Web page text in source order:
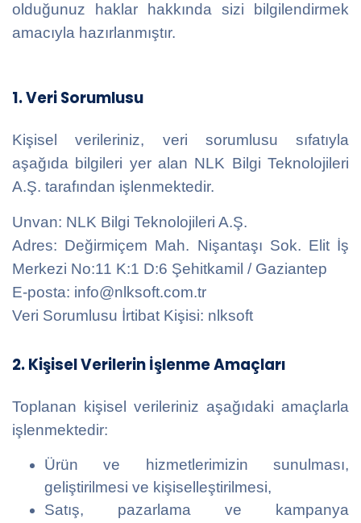
olduğunuz haklar hakkında sizi bilgilendirmek
amacıyla hazırlanmıştır.
1. Veri Sorumlusu
Kişisel verileriniz, veri sorumlusu sıfatıyla
aşağıda bilgileri yer alan NLK Bilgi Teknolojileri
A.Ş. tarafından işlenmektedir.
Unvan: NLK Bilgi Teknolojileri A.Ş.
Adres: Değirmiçem Mah. Nişantaşı Sok. Elit İş
Merkezi No:11 K:1 D:6 Şehitkamil / Gaziantep
E-posta: info@nlksoft.com.tr
Veri Sorumlusu İrtibat Kişisi: nlksoft
2. Kişisel Verilerin İşlenme Amaçları
Toplanan kişisel verileriniz aşağıdaki amaçlarla
işlenmektedir:
Ürün ve hizmetlerimizin sunulması,
geliştirilmesi ve kişiselleştirilmesi,
Satış, pazarlama ve kampanya